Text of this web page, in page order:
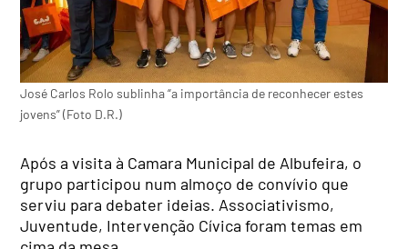
José Carlos Rolo sublinha “a importância de reconhecer estes
jovens” (Foto D.R.)
Após a visita à Camara Municipal de Albufeira, o
grupo participou num almoço de convívio que
serviu para debater ideias. Associativismo,
Juventude, Intervenção Cívica foram temas em